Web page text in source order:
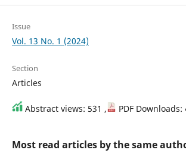
Issue
Vol. 13 No. 1 (2024)
Section
Articles
Abstract views: 531 , PDF Downloads:
Most read articles by the same